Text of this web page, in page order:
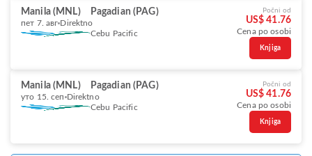
Manila (MNL) Pagadian (PAG)
пет 7. авг Direktno
Cebu Pacific
Počni od
US$ 41.76
Cena po osobi
Knjiga
Manila (MNL) Pagadian (PAG)
уто 15. сеп Direktno
Cebu Pacific
Počni od
US$ 41.76
Cena po osobi
Knjiga